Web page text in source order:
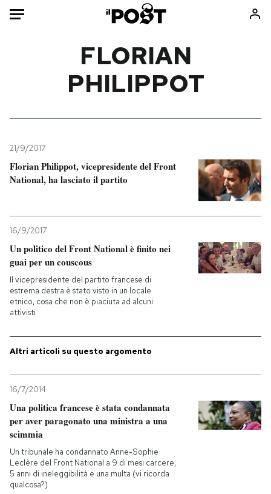
Mondo
Tecnologia
Internet
Libri
Ok Boomer!
Mondiali calcio 2026
PODCAST
NEWSLETTER
I MIEI PREFERITI
SHOP
CALENDARIO
FLORIAN
PHILIPPOT
21/9/2017
Florian Philippot, vicepresidente del Front
National, ha lasciato il partito
16/9/2017
Un politico del Front National è finito nei
guai per un couscous
Il vicepresidente del partito francese di
estrema destra è stato visto in un locale
etnico, cosa che non è piaciuta ad alcuni
attivisti
Altri articoli su questo argomento
16/7/2014
Una politica francese è stata condannata
per aver paragonato una ministra a una
scimmia
Un tribunale ha condannato Anne-Sophie
Leclère del Front National a 9 di mesi carcere,
5 anni di ineleggibilità e una multa (vi ricorda
qualcosa?)